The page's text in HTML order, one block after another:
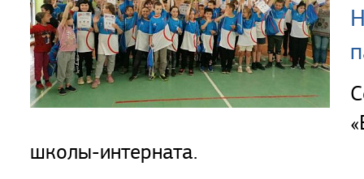
школы-интерната.